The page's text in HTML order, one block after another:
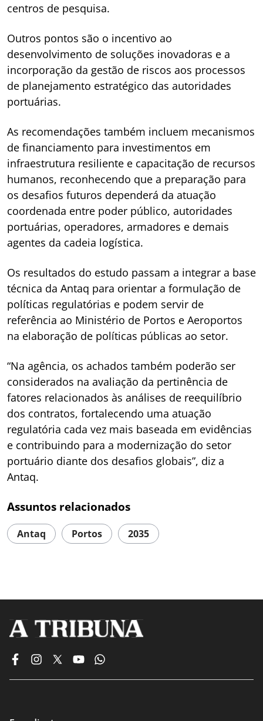
centros de pesquisa.
Outros pontos são o incentivo ao
desenvolvimento de soluções inovadoras e a
incorporação da gestão de riscos aos processos
de planejamento estratégico das autoridades
portuárias.
As recomendações também incluem mecanismos
de financiamento para investimentos em
infraestrutura resiliente e capacitação de recursos
humanos, reconhecendo que a preparação para
os desafios futuros dependerá da atuação
coordenada entre poder público, autoridades
portuárias, operadores, armadores e demais
agentes da cadeia logística.
Os resultados do estudo passam a integrar a base
técnica da Antaq para orientar a formulação de
políticas regulatórias e podem servir de
referência ao Ministério de Portos e Aeroportos
na elaboração de políticas públicas ao setor.
“Na agência, os achados também poderão ser
considerados na avaliação da pertinência de
fatores relacionados às análises de reequilíbrio
dos contratos, fortalecendo uma atuação
regulatória cada vez mais baseada em evidências
e contribuindo para a modernização do setor
portuário diante dos desafios globais”, diz a
Antaq.
Assuntos relacionados
Antaq Portos 2035